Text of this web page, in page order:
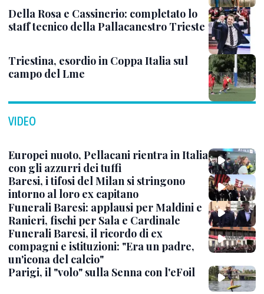
Della Rosa e Cassinerio: completato lo
staff tecnico della Pallacanestro Trieste
Triestina, esordio in Coppa Italia sul
campo del Lme
VIDEO
Europei nuoto, Pellacani rientra in Italia
con gli azzurri dei tuffi
Baresi, i tifosi del Milan si stringono
intorno al loro ex capitano
Funerali Baresi: applausi per Maldini e
Ranieri, fischi per Sala e Cardinale
Funerali Baresi, il ricordo di ex
compagni e istituzioni: "Era un padre,
un'icona del calcio"
Parigi, il "volo" sulla Senna con l'eFoil